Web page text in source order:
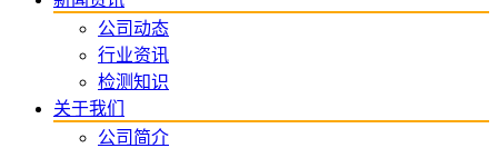
公司动态
行业资讯
检测知识
关于我们
公司简介